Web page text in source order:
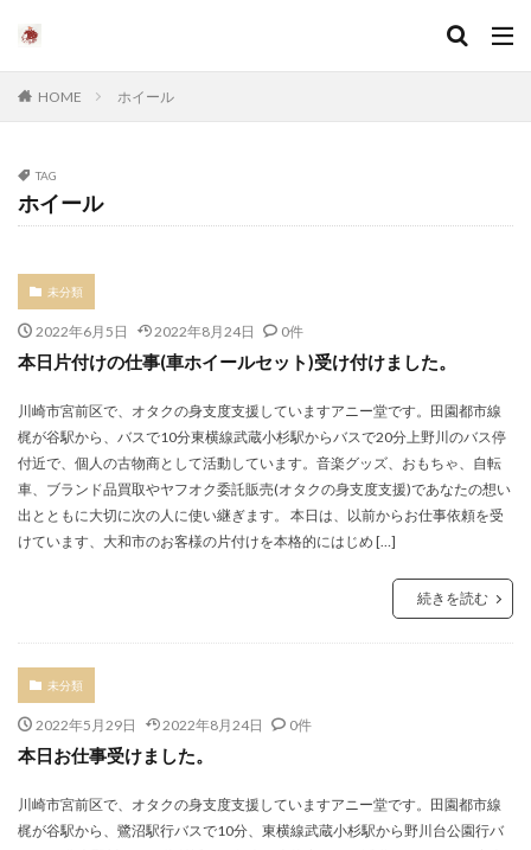
HOME ホイール
TAG
ホイール
未分類
2022年6月5日 2022年8月24日 0件
本日片付けの仕事(車ホイールセット)受け付けました。
川崎市宮前区で、オタクの身支度支援していますアニー堂です。田園都市線
梶が谷駅から、バスで10分東横線武蔵小杉駅からバスで20分上野川のバス停
付近で、個人の古物商として活動しています。音楽グッズ、おもちゃ、自転
車、ブランド品買取やヤフオク委託販売(オタクの身支度支援)であなたの想い
出とともに大切に次の人に使い継ぎます。 本日は、以前からお仕事依頼を受
けています、大和市のお客様の片付けを本格的にはじめ […]
続きを読む
未分類
2022年5月29日 2022年8月24日 0件
本日お仕事受けました。
川崎市宮前区で、オタクの身支度支援していますアニー堂です。田園都市線
梶が谷駅から、鷺沼駅行バスで10分、東横線武蔵小杉駅から野川台公園行バ